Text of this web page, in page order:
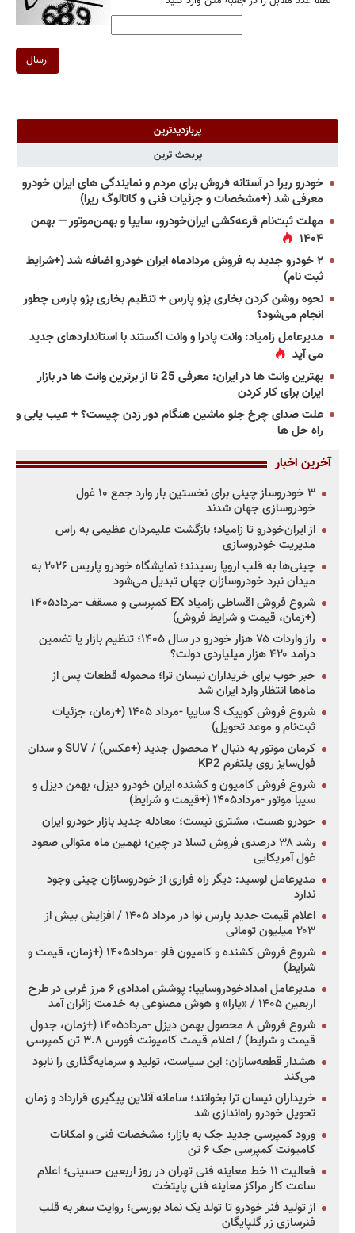
ارسال
پربازدیدترین
پربحث ترین
خودرو ریرا در آستانه فروش برای مردم و نمایندگی های ایران خودرو
معرفی شد (+مشخصات و جزئیات فنی و کاتالوگ ریرا)
مهلت ثبت‌نام قرعه‌کشی ایران‌خودرو، سایپا و بهمن‌موتور — بهمن
۱۴۰۴
۲ خودرو جدید به فروش مردادماه ایران خودرو اضافه شد (+شرایط
ثبت نام)
نحوه روشن کردن بخاری پژو پارس + تنظیم بخاری پژو پارس چطور
انجام می‌شود؟
مدیرعامل زامیاد: وانت پادرا و وانت اکستند با استانداردهای جدید
می آید
بهترین وانت ها در ایران: معرفی 25 تا از برترین وانت ها در بازار
ایران برای کار کردن
علت صدای چرخ جلو ماشین هنگام دور زدن چیست؟ + عیب یابی و
راه حل ها
آخرین اخبار
۳ خودروساز چینی برای نخستین بار وارد جمع ۱۰ غول
خودروسازی جهان شدند
از ایران‌خودرو تا زامیاد؛ بازگشت علیمردان عظیمی به راس
مدیریت خودروسازی
چینی‌ها به قلب اروپا رسیدند؛ نمایشگاه خودرو پاریس ۲۰۲۶ به
میدان نبرد خودروسازان جهان تبدیل می‌شود
شروع فروش اقساطی زامیاد EX کمپرسی و مسقف -مرداد۱۴۰۵
(+زمان، قیمت و شرایط فروش)
راز واردات ۷۵ هزار خودرو در سال ۱۴۰۵؛ تنظیم بازار یا تضمین
درآمد ۴۲۰ هزار میلیاردی دولت؟
خبر خوب برای خریداران نیسان ترا؛ محموله قطعات پس از
ماه‌ها انتظار وارد ایران شد
شروع فروش کوییک S سایپا -مرداد ۱۴۰۵ (+زمان، جزئیات
ثبت‌نام و موعد تحویل)
کرمان موتور به دنبال ۲ محصول جدید (+عکس) / SUV و سدان
فول‌سایز روی پلتفرم KP2
شروع فروش کامیون و کشنده ایران خودرو دیزل، بهمن دیزل و
سیبا موتور -مرداد۱۴۰۵ (+قیمت و شرایط)
خودرو هست، مشتری نیست؛ معادله جدید بازار خودرو ایران
رشد ۳۸ درصدی فروش تسلا در چین؛ نهمین ماه متوالی صعود
غول آمریکایی
مدیرعامل لوسید: دیگر راه فراری از خودروسازان چینی وجود
ندارد
اعلام قیمت جدید پارس نوا در مرداد ۱۴۰۵ / افزایش بیش از
۲۰۳ میلیون تومانی
شروع فروش کشنده و کامیون فاو -مرداد۱۴۰۵ (+زمان، قیمت و
شرایط)
مدیرعامل امدادخودروسایپا: پوشش امدادی ۶ مرز غربی در طرح
اربعین ۱۴۰۵ / «یارا» و هوش مصنوعی به خدمت زائران آمد
شروع فروش ۸ محصول بهمن دیزل -مرداد۱۴۰۵ (+زمان، جدول
قیمت و شرایط) / اعلام قیمت کامیونت فورس ۳.۸ تن کمپرسی
هشدار قطعه‌سازان: این سیاست، تولید و سرمایه‌گذاری را نابود
می‌کند
خریداران نیسان ترا بخوانند؛ سامانه آنلاین پیگیری قرارداد و زمان
تحویل خودرو راه‌اندازی شد
ورود کمپرسی جدید جک به بازار؛ مشخصات فنی و امکانات
کامیونت کمپرسی جک ۶ تن
فعالیت ۱۱ خط معاینه فنی تهران در روز اربعین حسینی؛ اعلام
ساعت کار مراکز معاینه فنی پایتخت
از تولید فنر خودرو تا تولد یک نماد بورسی؛ روایت سفر به قلب
فنرسازی زر گلپایگان